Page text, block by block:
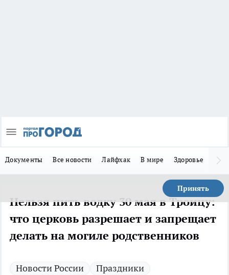
Документы Все новости Лайфхак В мире Здоровье
Принять
Нельзя пить водку 30 мая в Троицу:
что церковь разрешает и запрещает
делать на могиле родственников
Новости России Праздники